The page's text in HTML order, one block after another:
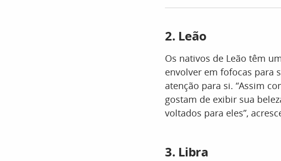
2. Leão
Os nativos de Leão têm
envolver em fofocas para
atenção para si. “Assim
gostam de exibir sua
voltados para eles”,
3. Libra